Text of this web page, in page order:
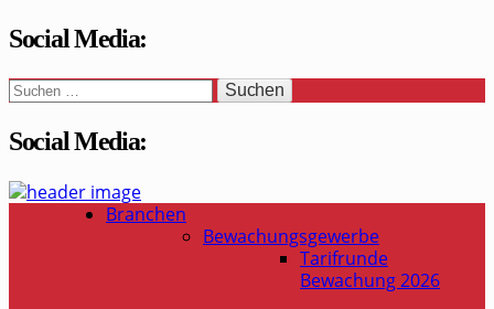
Social Media:
Suchen
nach:
Social Media:
WaSi-Hessen.de
Infoportal Wach- und Sicherheitsbranche in Hessen
Branchen
Bewachungsgewerbe
Tarifrunde
Bewachung 2026